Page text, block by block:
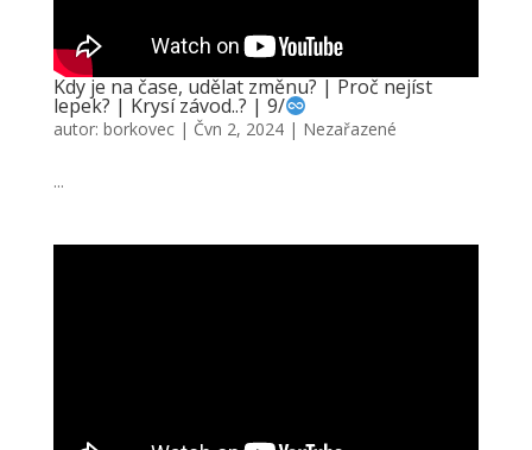
Kdy je na čase, udělat změnu? | Proč nejíst
lepek? | Krysí závod..? | 9/
autor: borkovec| Čvn 2, 2024| Nezařazené
...